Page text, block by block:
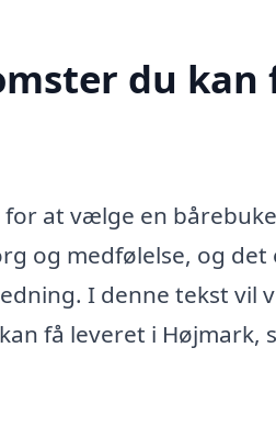
du kan
at vælge en
og medfølelse, og det
I denne tekst vil
få leveret i Højmark,